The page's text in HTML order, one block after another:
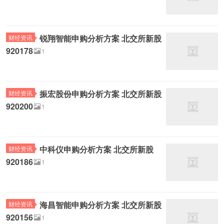
财经资讯
锐翔智能申购分析方案 北交所新股
920178
1
财经资讯
振宏股份申购分析方案 北交所新股
920200
1
财经资讯
中科仪申购分析方案 北交所新股
920186
1
财经资讯
海昌智能申购分析方案 北交所新股
920156
1